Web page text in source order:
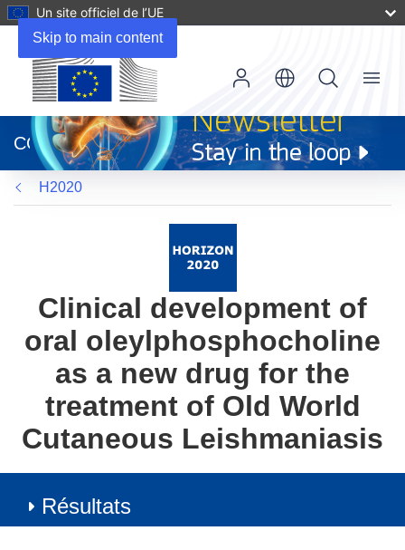
Skip to main content
Un site officiel de l’UE
dans
une
nouvelle
fenêtre)
CORDIS
Menu
H2020
Clinical development of
oral oleylphosphocholine
as a new drug for the
treatment of Old World
Cutaneous Leishmaniasis
Résultats